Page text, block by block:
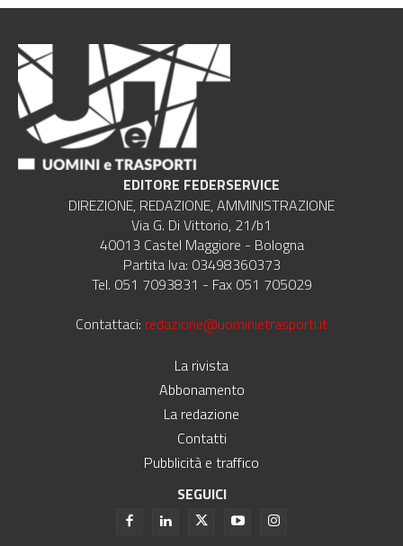
EDITORE FEDERSERVICE
DIREZIONE, REDAZIONE, AMMINISTRAZIONE
Via G. Di Vittorio, 21/b1
40013 Castel Maggiore - Bologna
Partita Iva: 03498360373
Tel. 051 7093831 - Fax 051 705029
Contattaci: redazione@uominietrasporti.it
La rivista
Abbonamento
La redazione
Contatti
Pubblicità e traffico
SEGUICI